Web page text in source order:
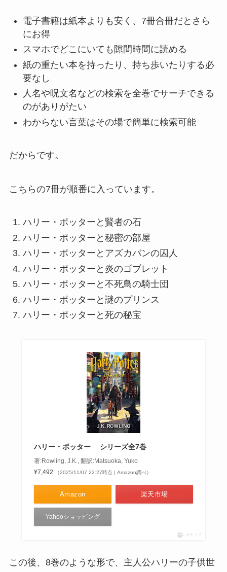
電子書籍は紙本よりも安く、7冊合冊だとさら
にお得
スマホでどこにいても隙間時間に読める
紙の重たい本を持ったり、持ち歩いたりする必
要なし
人名や呪文名などの検索を全巻でサーチできる
のがありがたい
わからない言葉はその場で簡単に検索可能
だからです。
こちらの7冊が順番に入っています。
ハリー・ポッターと賢者の石
ハリー・ポッターと秘密の部屋
ハリー・ポッターとアズカバンの囚人
ハリー・ポッターと炎のゴブレット
ハリー・ポッターと不死鳥の騎士団
ハリー・ポッターと謎のプリンス
ハリー・ポッターと死の秘宝
ハリー・ポッター シリーズ全7巻
著:Rowling, J.K., 翻訳:Matsuoka, Yuko
¥7,492
（2025/11/07 22:27時点 | Amazon調べ）
Amazon 楽天市場
Yahooショッピング
ポチップ
この後、8巻のような形で、主人公ハリーの子供世